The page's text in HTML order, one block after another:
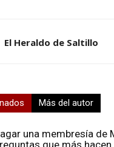
El Heraldo de Saltillo
Más del autor
una membresía de
que más